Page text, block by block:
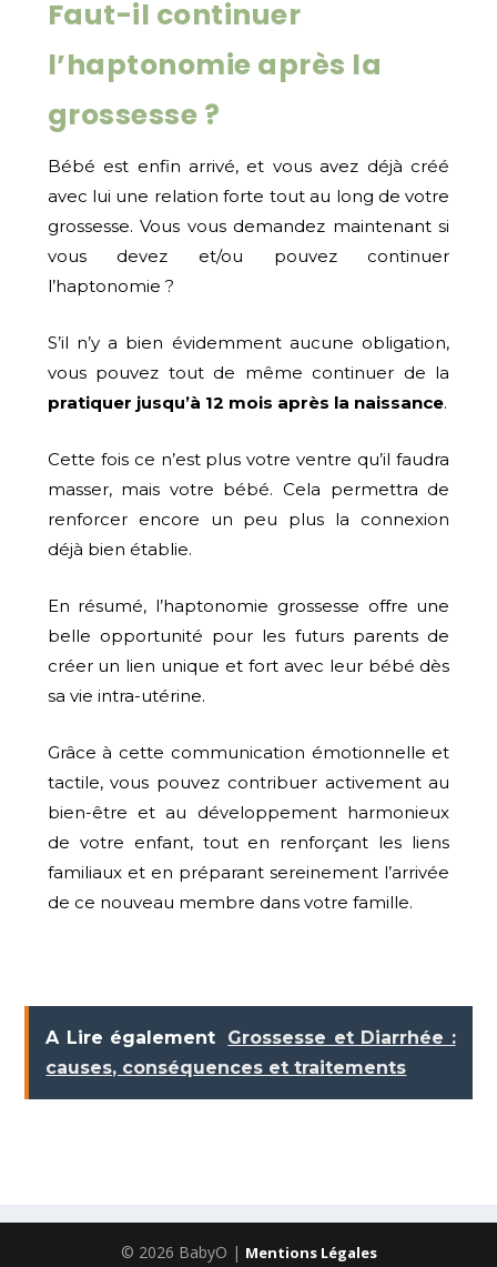
Faut-il continuer
l’haptonomie après la
grossesse ?
Bébé est enfin arrivé, et vous avez déjà créé
avec lui une relation forte tout au long de votre
grossesse. Vous vous demandez maintenant si
vous devez et/ou pouvez continuer
l’haptonomie ?
S’il n’y a bien évidemment aucune obligation,
vous pouvez tout de même continuer de la
pratiquer jusqu’à 12 mois après la naissance.
Cette fois ce n’est plus votre ventre qu’il faudra
masser, mais votre bébé. Cela permettra de
renforcer encore un peu plus la connexion
déjà bien établie.
En résumé, l’haptonomie grossesse offre une
belle opportunité pour les futurs parents de
créer un lien unique et fort avec leur bébé dès
sa vie intra-utérine.
Grâce à cette communication émotionnelle et
tactile, vous pouvez contribuer activement au
bien-être et au développement harmonieux
de votre enfant, tout en renforçant les liens
familiaux et en préparant sereinement l’arrivée
de ce nouveau membre dans votre famille.
A Lire également
Grossesse et Diarrhée :
causes, conséquences et traitements
© 2026 BabyO | Mentions Légales